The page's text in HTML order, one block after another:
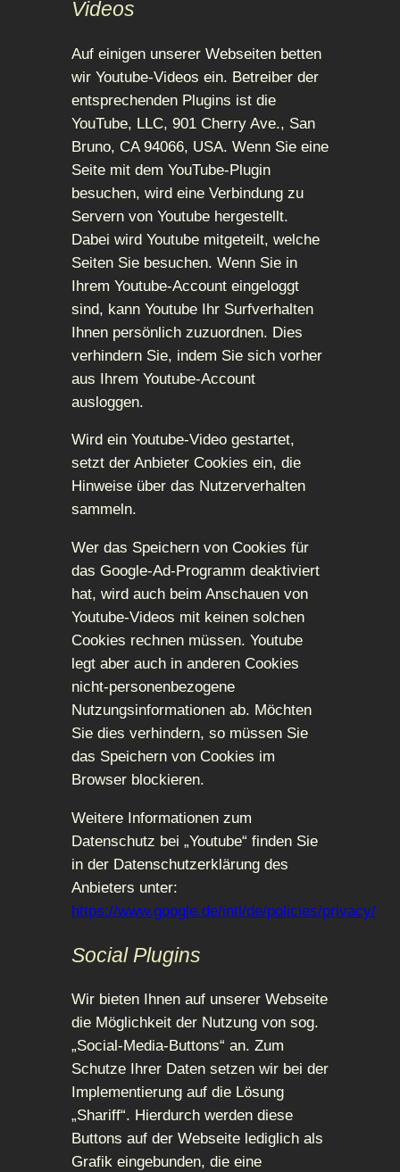
Videos
Auf einigen unserer Webseiten betten
wir Youtube-Videos ein. Betreiber der
entsprechenden Plugins ist die
YouTube, LLC, 901 Cherry Ave., San
Bruno, CA 94066, USA. Wenn Sie eine
Seite mit dem YouTube-Plugin
besuchen, wird eine Verbindung zu
Servern von Youtube hergestellt.
Dabei wird Youtube mitgeteilt, welche
Seiten Sie besuchen. Wenn Sie in
Ihrem Youtube-Account eingeloggt
sind, kann Youtube Ihr Surfverhalten
Ihnen persönlich zuzuordnen. Dies
verhindern Sie, indem Sie sich vorher
aus Ihrem Youtube-Account
ausloggen.
Wird ein Youtube-Video gestartet,
setzt der Anbieter Cookies ein, die
Hinweise über das Nutzerverhalten
sammeln.
Wer das Speichern von Cookies für
das Google-Ad-Programm deaktiviert
hat, wird auch beim Anschauen von
Youtube-Videos mit keinen solchen
Cookies rechnen müssen. Youtube
legt aber auch in anderen Cookies
nicht-personenbezogene
Nutzungsinformationen ab. Möchten
Sie dies verhindern, so müssen Sie
das Speichern von Cookies im
Browser blockieren.
Weitere Informationen zum
Datenschutz bei „Youtube“ finden Sie
in der Datenschutzerklärung des
Anbieters unter:
https://www.google.de/intl/de/policies/privacy/
Social Plugins
Wir bieten Ihnen auf unserer Webseite
die Möglichkeit der Nutzung von sog.
„Social-Media-Buttons“ an. Zum
Schutze Ihrer Daten setzen wir bei der
Implementierung auf die Lösung
„Shariff“. Hierdurch werden diese
Buttons auf der Webseite lediglich als
Grafik eingebunden, die eine